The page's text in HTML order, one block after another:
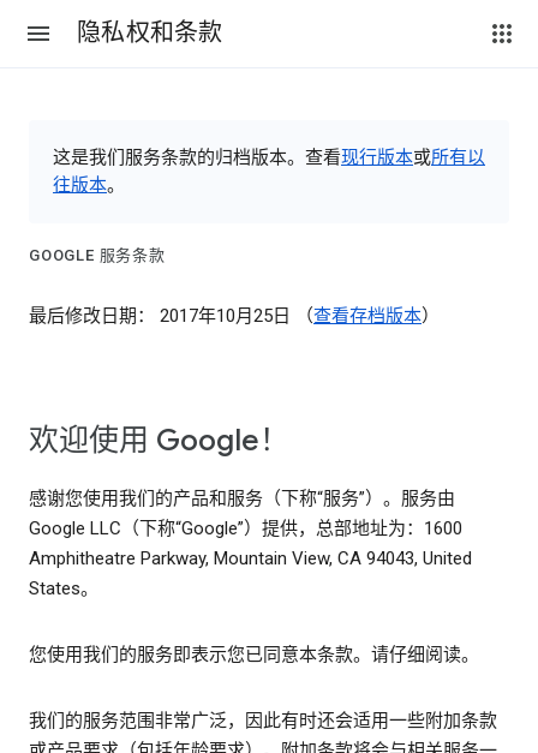
隐私权和条款
这是我们服务条款的归档版本。查看现行版本或所有以
往版本。
GOOGLE 服务条款
最后修改日期： 2017年10月25日 （查看存档版本）
欢迎使用 Google！
感谢您使用我们的产品和服务（下称“服务”）。服务由
Google LLC（下称“Google”）提供，总部地址为：1600
Amphitheatre Parkway, Mountain View, CA 94043, United
States。
您使用我们的服务即表示您已同意本条款。请仔细阅读。
我们的服务范围非常广泛，因此有时还会适用一些附加条款